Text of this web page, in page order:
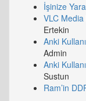
İşinize
VLC Media
Ertekin
Anki
Admin
Anki
Sustun
Ram’in